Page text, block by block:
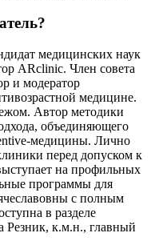
медицинских наук
ARclinic. Член совета
и модератор
медицине.
Автор методики
объединяющего
медицины. Лично
перед допуском к
на профильных
программы для
с полным
в разделе
к.м.н., главный